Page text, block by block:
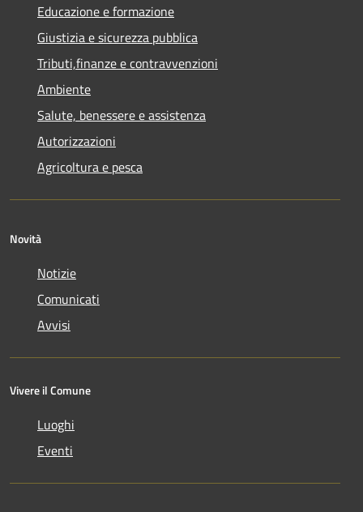
Educazione e formazione
Giustizia e sicurezza pubblica
Tributi,finanze e contravvenzioni
Ambiente
Salute, benessere e assistenza
Autorizzazioni
Agricoltura e pesca
Novità
Notizie
Comunicati
Avvisi
Vivere il Comune
Luoghi
Eventi